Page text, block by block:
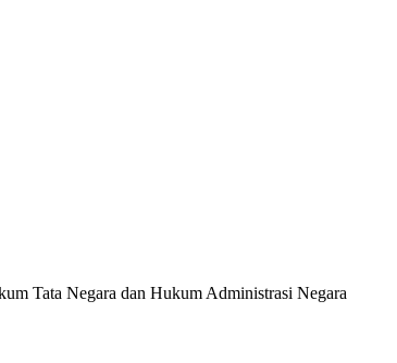
Tata Negara dan Hukum Administrasi Negara